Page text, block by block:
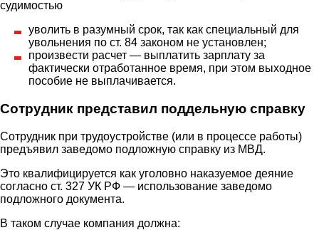
уволить в разумный срок, так как специальный для
увольнения по ст. 84 законом не установлен;
произвести расчет — выплатить зарплату за
фактически отработанное время, при этом выходное
пособие не выплачивается.
Сотрудник представил поддельную справку
Сотрудник при трудоустройстве (или в процессе работы)
предъявил заведомо подложную справку из МВД.
Это квалифицируется как уголовно наказуемое деяние
согласно ст. 327 УК РФ — использование заведомо
подложного документа.
В таком случае компания должна: